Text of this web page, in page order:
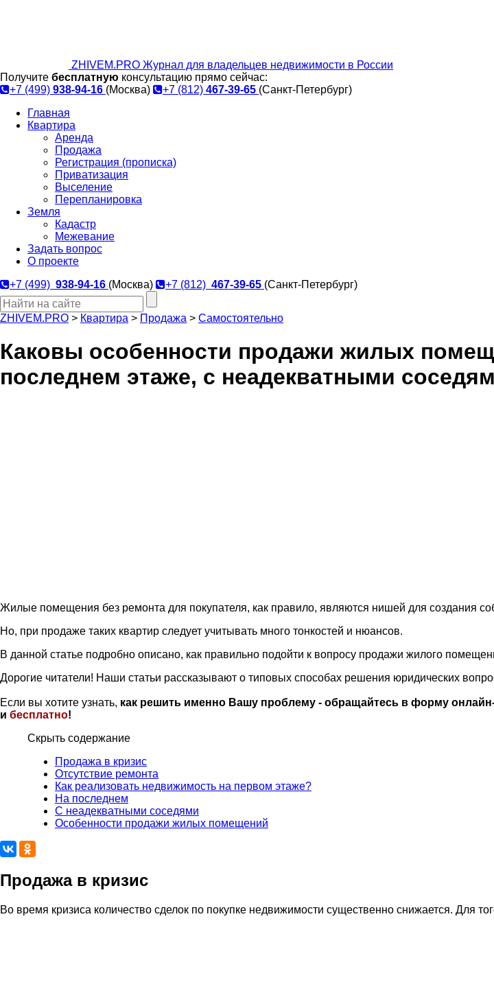
ZHIVEM.PRO Журнал для владельцев недвижимости в России
Получите бесплатную консультацию прямо сейчас:
+7 (499) 938-94-16 (Москва) +7 (812) 467-39-65 (Санкт-Петербург)
Главная
Квартира
Аренда
Продажа
Регистрация (прописка)
Приватизация
Выселение
Перепланировка
Земля
Кадастр
Межевание
Задать вопрос
О проекте
+7 (499) 938-94-16 (Москва) +7 (812) 467-39-65 (Санкт-Петербург)
ZHIVEM.PRO > Квартира > Продажа > Самостоятельно
Каковы особенности продажи жилых
последнем этаже, с неадекватными
Жилые помещения без ремонта для покупателя, как правило, являются нишей для создания
Но, при продаже таких квартир следует учитывать много тонкостей и нюансов.
В данной статье подробно описано, как правильно подойти к вопросу продажи жилого
Дорогие читатели! Наши статьи рассказывают о типовых способах решения юридических
Если вы хотите узнать, как решить именно Вашу проблему - обращайтесь в форму
и бесплатно!
Скрыть содержание
Продажа в кризис
Отсутствие ремонта
Как реализовать недвижимость на первом этаже?
На последнем
С неадекватными соседями
Особенности продажи жилых помещений
Продажа в кризис
Во время кризиса количество сделок по покупке недвижимости существенно снижается. Для